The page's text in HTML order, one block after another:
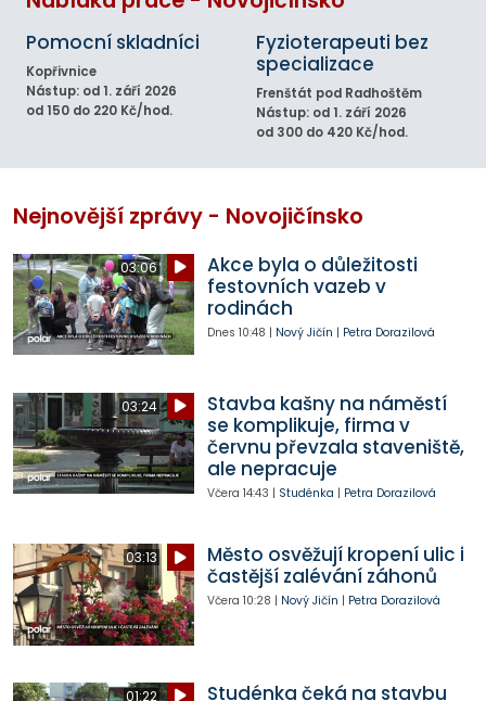
Pomocní skladníci
Kopřivnice
Nástup: od 1. září 2026
od 150 do 220 Kč/hod.
Fyzioterapeuti bez
specializace
Frenštát pod Radhoštěm
Nástup: od 1. září 2026
od 300 do 420 Kč/hod.
Nejnovější zprávy - Novojičínsko
03:06
Akce byla o důležitosti
festovních vazeb v
rodinách
Dnes 10:48 | Nový Jičín | Petra Dorazilová
03:24
Stavba kašny na náměstí
se komplikuje, firma v
červnu převzala staveniště,
ale nepracuje
Včera 14:43 | Studénka | Petra Dorazilová
03:13
Město osvěžují kropení ulic i
častější zalévání záhonů
Včera 10:28 | Nový Jičín | Petra Dorazilová
01:22
Studénka čeká na stavbu